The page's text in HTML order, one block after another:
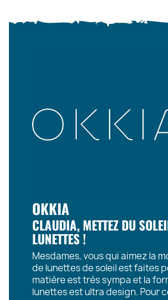
OKKIA
CLAUDIA, METTEZ DU
LUNETTES !
Mesdames, vous qui aimez la
de lunettes de soleil est faites
matière est très sympa et la
lunettes est ultra design. Pour